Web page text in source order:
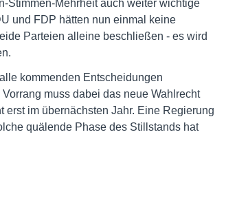
Stimmen-Mehrheit auch weiter wichtige
und FDP hätten nun einmal keine
Parteien alleine beschließen - es wird
kommenden Entscheidungen
muss dabei das neue Wahlrecht
im übernächsten Jahr. Eine Regierung
quälende Phase des Stillstands hat